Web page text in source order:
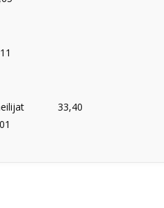
Urheilijat 33,40